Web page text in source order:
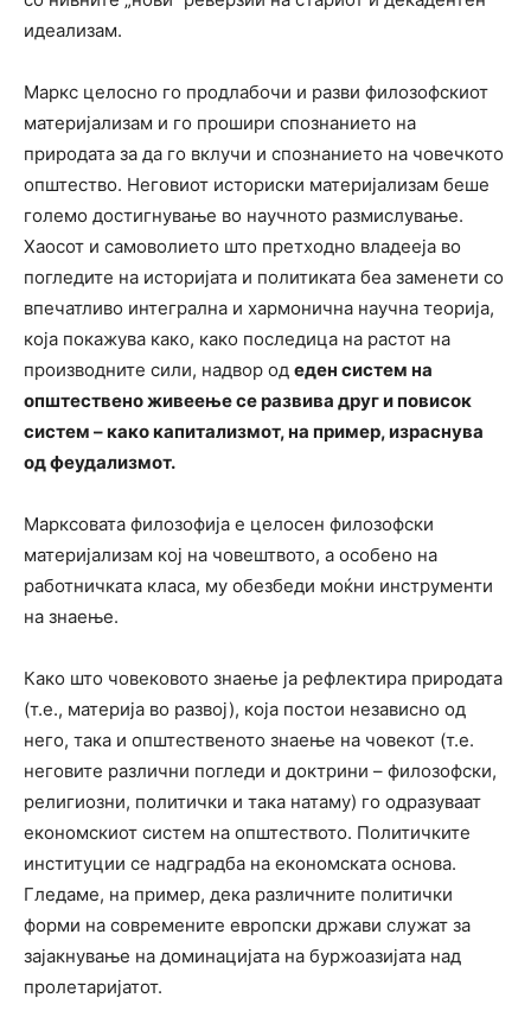
идеализам.
Маркс целосно го продлабочи и разви филозофскиот
материјализам и го прошири спознанието на
природата за да го вклучи и спознанието на човечкото
општество. Неговиот историски материјализам беше
големо достигнување во научното размислување.
Хаосот и самоволието што претходно владееја во
погледите на историјата и политиката беа заменети со
впечатливо интегрална и хармонична научна теорија,
која покажува како, како последица на растот на
производните сили, надвор од еден систем на
општествено живеење се развива друг и повисок
систем – како капитализмот, на пример, израснува
од феудализмот.
Марксовата филозофија е целосен филозофски
материјализам кој на човештвото, а особено на
работничката класа, му обезбеди моќни инструменти
на знаење.
Како што човековото знаење ја рефлектира природата
(т.е., материја во развој), која постои независно од
него, така и општественото знаење на човекот (т.е.
неговите различни погледи и доктрини – филозофски,
религиозни, политички и така натаму) го одразуваат
економскиот систем на општеството. Политичките
институции се надградба на економската основа.
Гледаме, на пример, дека различните политички
форми на современите европски држави служат за
зајакнување на доминацијата на буржоазијата над
пролетаријатот.